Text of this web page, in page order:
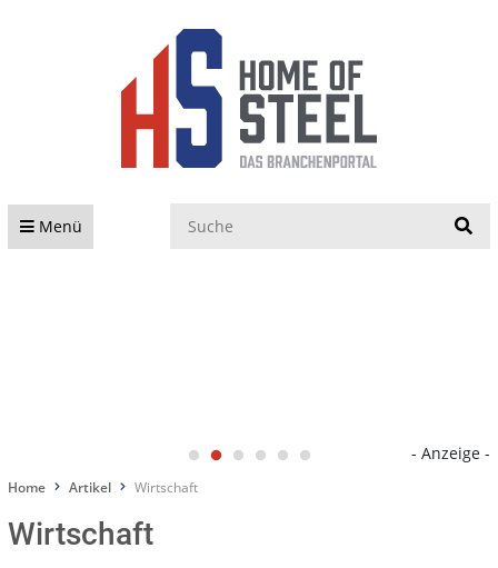
Menü
- Anzeige -
Home Artikel Wirtschaft
Wirtschaft